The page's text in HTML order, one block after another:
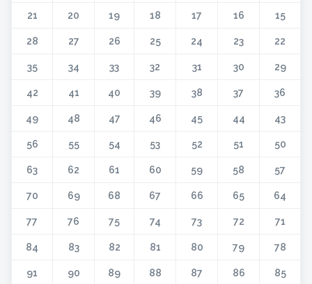
15
16
17
18
19
20
21
22
23
24
25
26
27
28
29
30
31
32
33
34
35
36
37
38
39
40
41
42
43
44
45
46
47
48
49
50
51
52
53
54
55
56
57
58
59
60
61
62
63
64
65
66
67
68
69
70
71
72
73
74
75
76
77
78
79
80
81
82
83
84
85
86
87
88
89
90
91